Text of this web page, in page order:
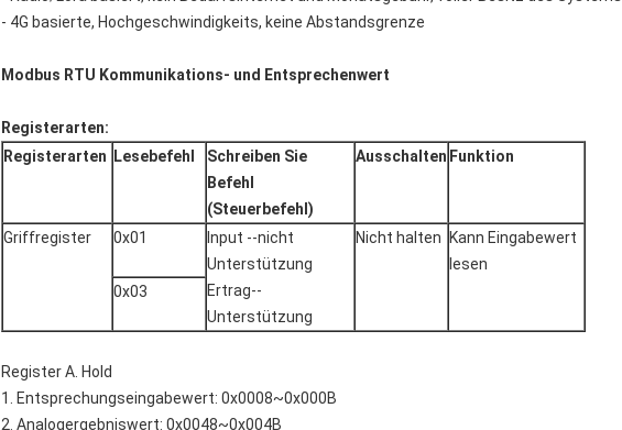
- 4G basierte, Hochgeschwindigkeits, keine Abstandsgrenze
Modbus RTU Kommunikations- und Entsprechenwert
Registerarten:
Registerarten
Lesebefehl
Schreiben Sie
Befehl
(Steuerbefehl)
Ausschalten Funktion
Griffregister 0x01
Input --nicht
Unterstützung
Ertrag--
Unterstützung
Nicht halten
Kann Eingabewert
lesen
0x03
Register A. Hold
1. Entsprechungseingabewert: 0x0008~0x000B
2. Analogergebniswert: 0x0048~0x004B